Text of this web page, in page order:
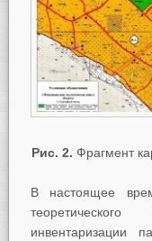
Рис. 2. Фрагмент
В настоящее
инвентаризации